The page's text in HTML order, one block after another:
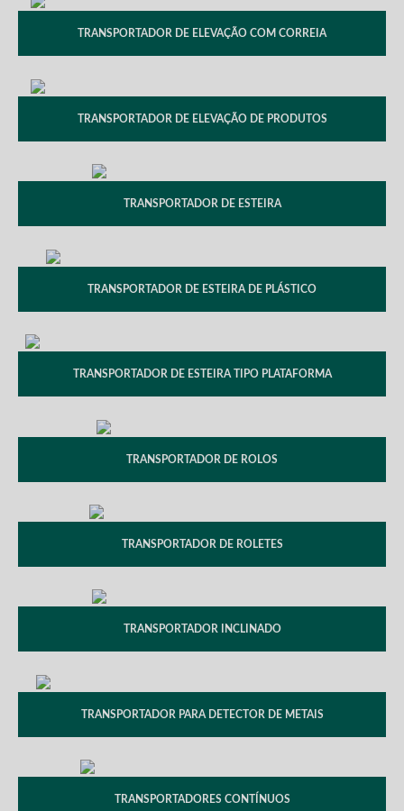
TRANSPORTADOR DE ELEVAÇÃO COM CORREIA
TRANSPORTADOR DE ELEVAÇÃO DE PRODUTOS
TRANSPORTADOR DE ESTEIRA
TRANSPORTADOR DE ESTEIRA DE PLÁSTICO
TRANSPORTADOR DE ESTEIRA TIPO PLATAFORMA
TRANSPORTADOR DE ROLOS
TRANSPORTADOR DE ROLETES
TRANSPORTADOR INCLINADO
TRANSPORTADOR PARA DETECTOR DE METAIS
TRANSPORTADORES CONTÍNUOS